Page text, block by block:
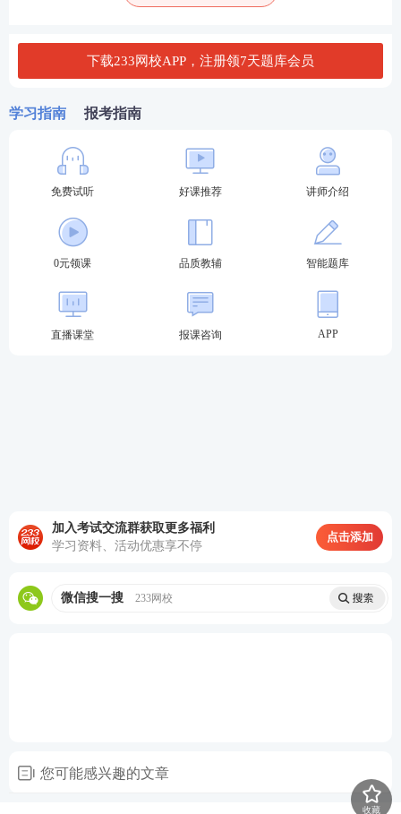
情形
普通合
伙人
伙人
作为合伙人的自然人死亡或者被依法宣告
死亡
个人丧失偿债能力 ×
作为合伙人的法人或者其他组织依法被吊
销营业执照、责令关闭、撤销或者被宣告
√
法律规定或者合伙协议约定合伙人必须具
有相关资格而丧失该资格
合伙人在合伙企业中的全部财产份额被人
民法院强制执行
3.除名退伙（书面通知；接到除名通知之日除名生
④发生合伙协议约定的事由
（1）有限合伙人可以按照合伙协议的约定向合伙人以外
的人转让其在有限合伙企业中的财产份额，但应当提前3
下载233网校APP，注册领7天题库会员
学习指南 报考指南
免费试听 好课推荐 讲师介绍
0元领课 品质教辅 智能题库
直播课堂 报课咨询 APP
加入考试交流群获取更多福利
学习资料、活动优惠享不停
点击添加
微信搜一搜 233网校
您可能感兴趣的文章
收藏